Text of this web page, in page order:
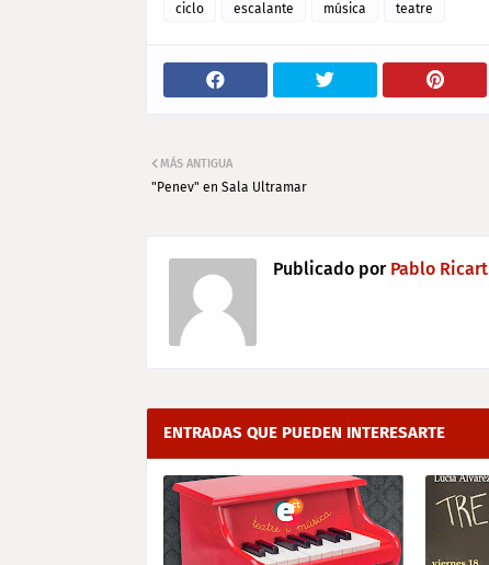
ciclo escalante música teatre
MÁS ANTIGUA
"Penev" en Sala Ultramar
Publicado porPablo Ricart
ENTRADAS QUE PUEDEN INTERESARTE